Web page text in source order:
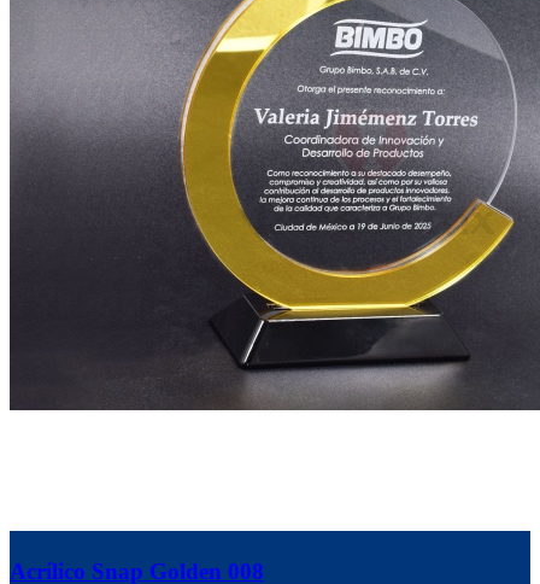
Acrílico Snap Golden 008